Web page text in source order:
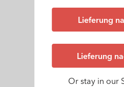
Lieferung
Lieferung
Or stay in our